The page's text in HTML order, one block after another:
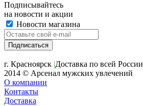
Подписывайтесь
на новости и акции
Новости магазина
г. Красноярск |Доставка по всей России
2014 © Арсенал мужских увлечений
О компании
Контакты
Доставка